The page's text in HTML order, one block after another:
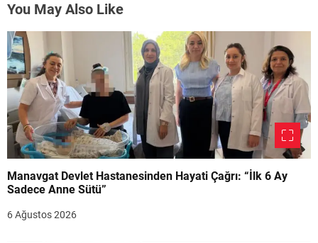
You May Also Like
Manavgat Devlet Hastanesinden Hayati Çağrı: “İlk 6 Ay
Sadece Anne Sütü”
6 Ağustos 2026